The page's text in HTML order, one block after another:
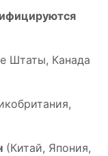
Штаты, Канада
(Китай, Япония,